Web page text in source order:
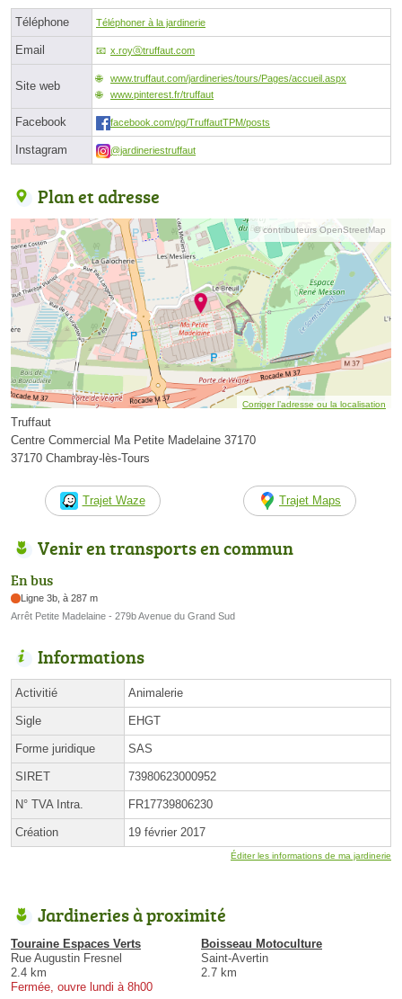
Téléphone Téléphoner à la jardinerie
Email x.royⓐtruffaut.com
Site web
www.truffaut.com/jardineries/tours/Pages/accueil.aspx
www.pinterest.fr/truffaut
Facebook facebook.com/pg/TruffautTPM/posts
Instagram @jardineriestruffaut
Plan et adresse
© contributeurs OpenStreetMap
Corriger l’adresse ou la localisation
Truffaut
Centre Commercial Ma Petite Madelaine 37170
37170 Chambray-lès-Tours
Trajet Waze Trajet Maps
Venir en transports en commun
En bus
Ligne 3b, à 287 m
Arrêt Petite Madelaine - 279b Avenue du Grand Sud
Informations
Activitié Animalerie
Sigle EHGT
Forme juridique SAS
SIRET 73980623000952
N° TVA Intra. FR17739806230
Création 19 février 2017
Éditer les informations de ma jardinerie
Jardineries à proximité
Touraine Espaces Verts
Rue Augustin Fresnel
2.4 km
Fermée, ouvre lundi à 8h00
Boisseau Motoculture
Saint-Avertin
2.7 km